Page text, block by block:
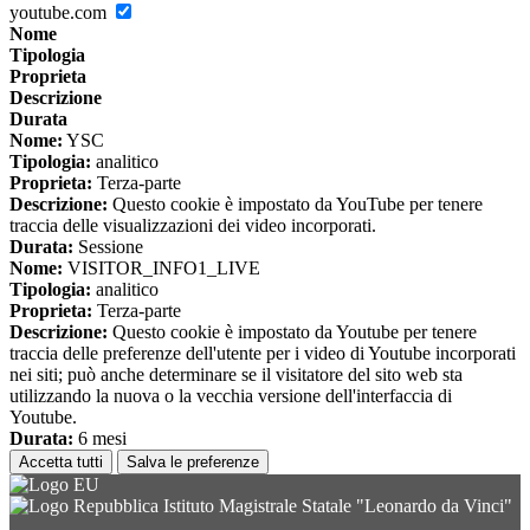
youtube.com
Nome
Tipologia
Proprieta
Descrizione
Durata
Nome: YSC
Tipologia: analitico
Proprieta: Terza-parte
Descrizione: Questo cookie è impostato da YouTube per tenere
traccia delle visualizzazioni dei video incorporati.
Durata: Sessione
Nome: VISITOR_INFO1_LIVE
Tipologia: analitico
Proprieta: Terza-parte
Descrizione: Questo cookie è impostato da Youtube per tenere
traccia delle preferenze dell'utente per i video di Youtube incorporati
nei siti; può anche determinare se il visitatore del sito web sta
utilizzando la nuova o la vecchia versione dell'interfaccia di
Youtube.
Durata: 6 mesi
Accetta tutti Salva le preferenze
Istituto Magistrale Statale "Leonardo da Vinci"